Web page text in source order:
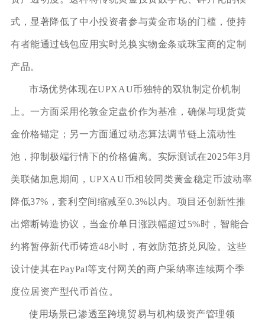
式，显著降低了中小投资者参与黄金市场的门槛，使持
有者能通过钱包应用实时兑换实物金条或珠宝商的定制
产品。
市场优势体现在UPXAU币独特的双轨制定价机制
上。一方面采用伦敦金定盘价作为基准，确保与现货黄
金价格锚定；另一方面通过动态算法调节链上流动性
池，抑制极端行情下的价格偏离。实际测试在2025年3月
美联储加息期间，UPXAU币相较同类黄金稳定币波动率
降低37%，套利空间缩减至0.3%以内。项目还创新性推
出熔断铸造协议，当金价单日涨跌幅超过5%时，智能合
约将暂停新代币铸造48小时，有效防范挤兑风险。这些
设计使其在PayPal等支付网关的商户采纳率连续两个季
度位居资产型代币首位。
使用场景已渗透至跨境贸易与机构级资产管理领